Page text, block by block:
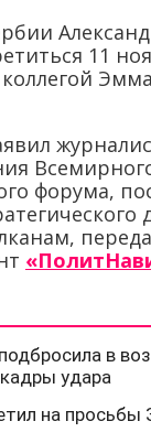
11
форума,